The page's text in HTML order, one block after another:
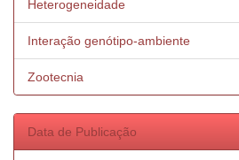
Heterogeneidade
Interação genótipo-ambiente
Zootecnia
Data de Publicação